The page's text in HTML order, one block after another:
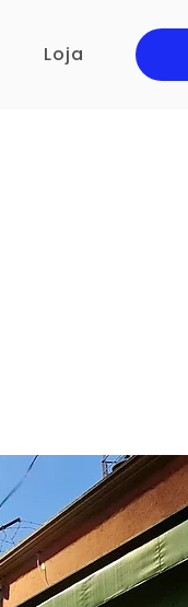
Loja